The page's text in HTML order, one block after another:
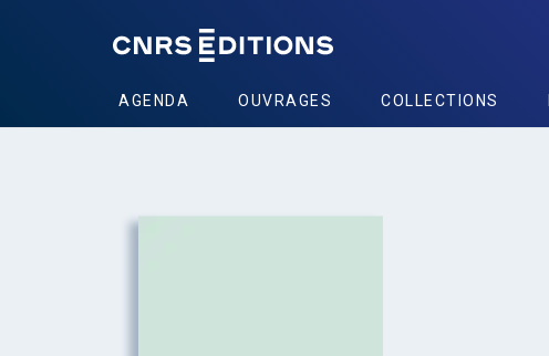
AGENDA OUVRAGES COLLECTIONS